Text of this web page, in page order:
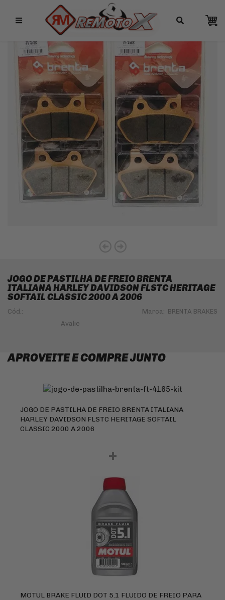
Remotox
10% OFF NO PIX
JOGO DE PASTILHA DE FREIO BRENTA
ITALIANA HARLEY DAVIDSON FLSTC HERITAGE
SOFTAIL CLASSIC 2000 A 2006
Cód.: Marca: BRENTA BRAKES
APROVEITE E COMPRE JUNTO
JOGO DE PASTILHA DE FREIO BRENTA ITALIANA
HARLEY DAVIDSON FLSTC HERITAGE SOFTAIL
CLASSIC 2000 A 2006
+
MOTUL BRAKE FLUID DOT 5.1 FLUIDO DE FREIO PARA